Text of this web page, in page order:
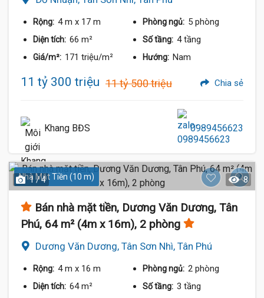
Rộng: 4 m x 17 m Phòng ngủ: 5 phòng
Diện tích: 66 m² Số tầng: 4 tầng
Giá/m²: 171 triệu/m² Hướng: Nam
11 tỷ 300 triệu 11 tỷ 500 triệu Chia sẻ
Khang BĐS 0989456623
Nhà Mặt Tiền (10 m)
1 / 4 8
Bán nhà mặt tiền, Dương Văn Dương, Tân
Phú, 64 m² (4m x 16m), 2 phòng
Dương Văn Dương, Tân Sơn Nhì, Tân Phú
Rộng: 4 m x 16 m Phòng ngủ: 2 phòng
Diện tích: 64 m² Số tầng: 3 tầng